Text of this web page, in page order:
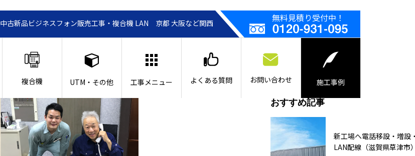
中古新品ビジネスフォン販売工事・複合機 LAN 京都 大阪など関西 無料見積り受付中！
複合機 UTM・その他 工事メニュー よくある質問 お問い合わせ 施工事例
おすすめ記事
新工場へ電話移設・増設
LAN配線（滋賀県草津市